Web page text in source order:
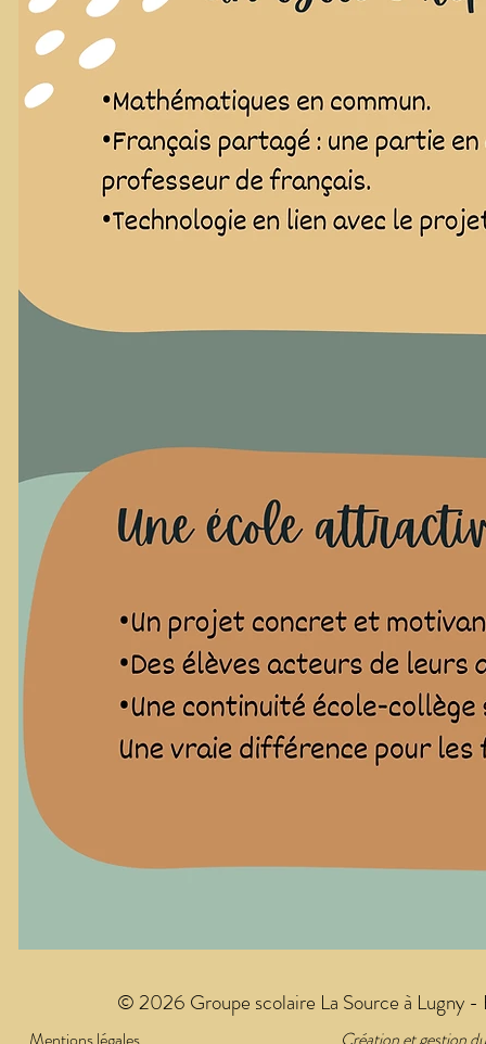
© 2026 Groupe scolaire La Source à Lugny